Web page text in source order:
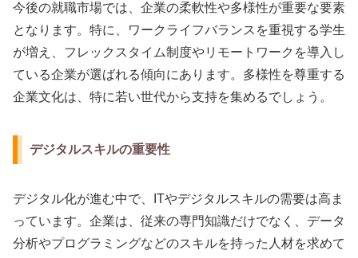
今後の就職市場では、企業の柔軟性や多様性が重要な要素
となります。特に、ワークライフバランスを重視する学生
が増え、フレックスタイム制度やリモートワークを導入し
ている企業が選ばれる傾向にあります。多様性を尊重する
企業文化は、特に若い世代から支持を集めるでしょう。
デジタルスキルの重要性
デジタル化が進む中で、ITやデジタルスキルの需要は高ま
っています。企業は、従来の専門知識だけでなく、データ
分析やプログラミングなどのスキルを持った人材を求めて